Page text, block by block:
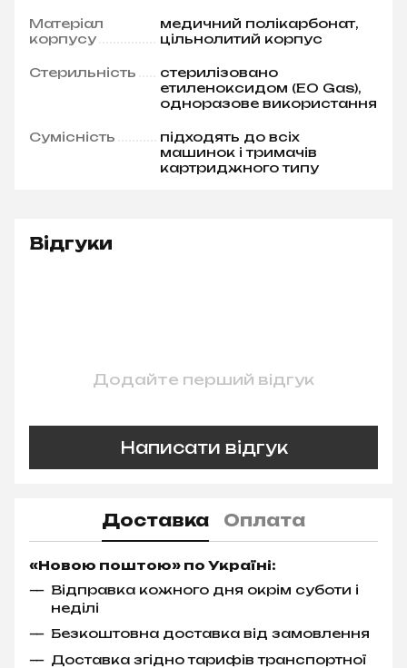
Матеріал
корпусу
медичний полікарбонат,
цільнолитий корпус
Стерильність
стерилізовано
етиленоксидом (EO Gas),
одноразове використання
Сумісність
підходять до всіх
машинок і тримачів
картриджного типу
Відгуки
Додайте перший відгук
Написати відгук
Доставка Оплата
«Новою поштою» по Україні:
Відправка кожного дня окрім суботи і
неділі
Безкоштовна доставка від замовлення
Доставка згідно тарифів транспортної